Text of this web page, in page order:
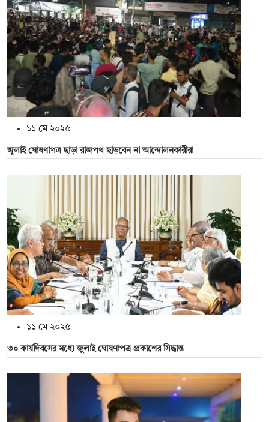
১১ মে ২০২৫
জুলাই ঘোষণাপত্র ছাড়া রাজপথ ছাড়বেন না আন্দোলনকারীরা
১১ মে ২০২৫
৩০ কার্যদিবসের মধ্যে জুলাই ঘোষণাপত্র প্রকাশের সিদ্ধান্ত